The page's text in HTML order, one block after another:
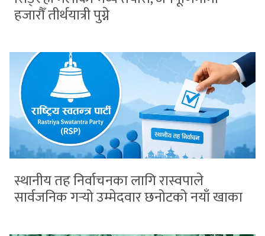
हजारौँ तीर्थयात्री पुग्ने
स्थानीय तह निर्वाचनका लागि रास्वपाले
सार्वजनिक गर्‍यो उम्मेदवार छनोटको नयाँ खाका